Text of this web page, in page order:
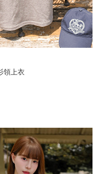
領上衣